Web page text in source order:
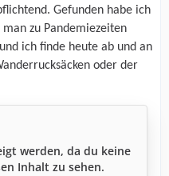
Gefunden habe ich
zu Pandemiezeiten
ich finde heute ab und an
oder der
werden, da du keine
Inhalt zu sehen.